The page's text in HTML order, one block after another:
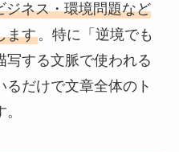
ジネス・環境問題など
ます。特に「逆境でも
写する文脈で使われる
だけで文章全体のト